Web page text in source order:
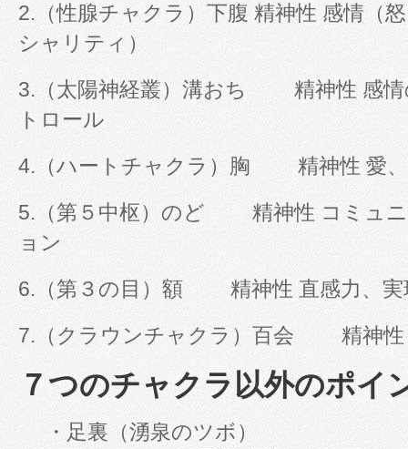
2.（性腺チャクラ）下腹 精神性 感情（
シャリティ）
3.（太陽神経叢）溝おち 精神性 感情
トロール
4.（ハートチャクラ）胸 精神性 愛、
5.（第５中枢）のど 精神性 コミュ
ョン
6.（第３の目）額 精神性 直感力、実
7.（クラウンチャクラ）百会 精神性
７つのチャクラ以外のポイ
・足裏（湧泉のツボ）